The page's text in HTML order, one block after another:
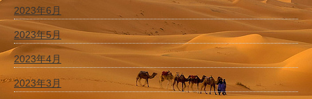
2023年6月
2023年5月
2023年4月
2023年3月